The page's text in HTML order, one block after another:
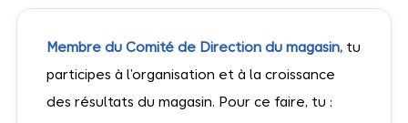
Membre du Comité de Direction du magasin,tu
participes à l’organisation et à la croissance
des résultats du magasin. Pour ce faire, tu :